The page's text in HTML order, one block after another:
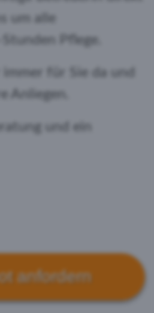
um alle
Pflege.
für Sie da und
Anliegen.
und ein
anfordern